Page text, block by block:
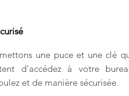
une puce et une clé
d'accédez à votre
et de manière sécurisée.